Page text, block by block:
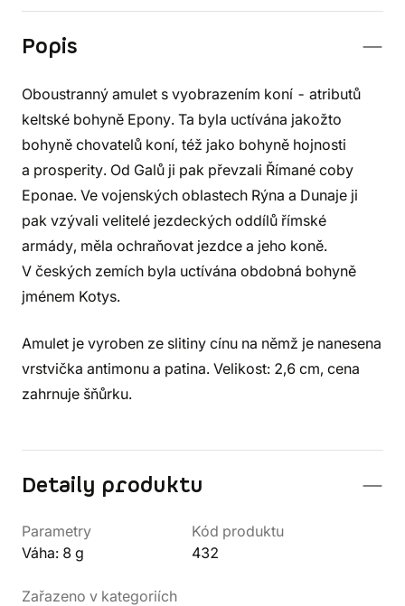
Popis
Oboustranný amulet s vyobrazením koní - atributů
keltské bohyně Epony. Ta byla uctívána jakožto
bohyně chovatelů koní, též jako bohyně hojnosti
a prosperity. Od Galů ji pak převzali Římané coby
Eponae. Ve vojenských oblastech Rýna a Dunaje ji
pak vzývali velitelé jezdeckých oddílů římské
armády, měla ochraňovat jezdce a jeho koně.
V českých zemích byla uctívána obdobná bohyně
jménem Kotys.
Amulet je vyroben ze slitiny cínu na němž je nanesena
vrstvička antimonu a patina. Velikost: 2,6 cm, cena
zahrnuje šňůrku.
Detaily produktu
Parametry
Váha: 8 g
Kód produktu
432
Zařazeno v kategoriích